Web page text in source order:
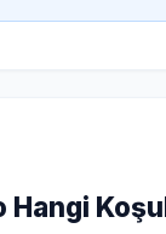
Hangi